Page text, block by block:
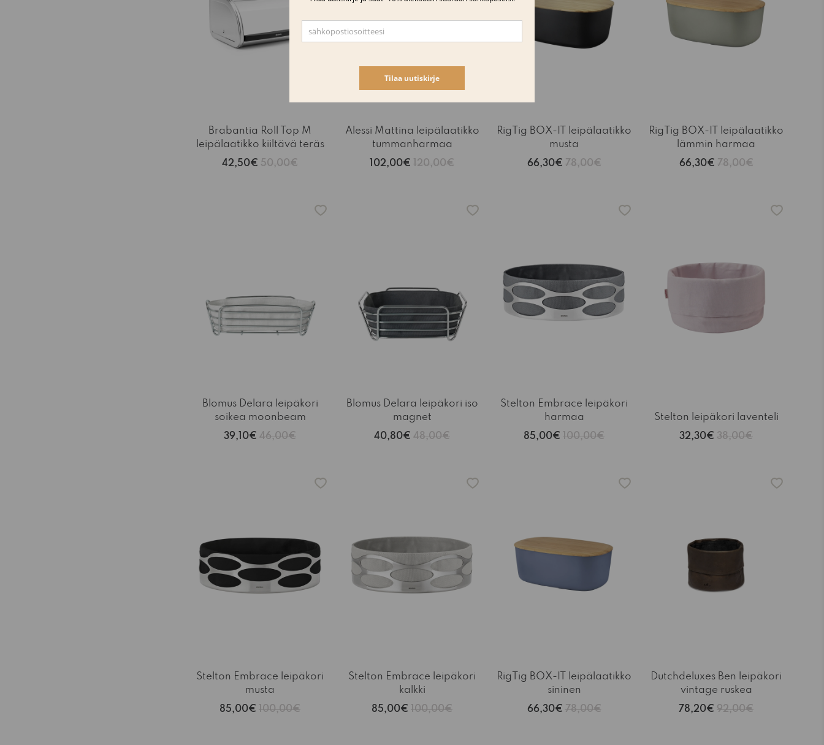
Brabantia Roll Top M
leipälaatikko kiiltävä teräs
42,50€ 50,00€
Alessi Mattina leipälaatikko
tummanharmaa
102,00€ 120,00€
RigTig BOX-IT leipälaatikko
musta
66,30€ 78,00€
RigTig BOX-IT leipälaatikko
lämmin harmaa
66,30€ 78,00€
Blomus Delara leipäkori
soikea moonbeam
39,10€ 46,00€
Blomus Delara leipäkori iso
magnet
40,80€ 48,00€
Stelton Embrace leipäkori
harmaa
85,00€ 100,00€
Stelton leipäkori laventeli
32,30€ 38,00€
Stelton Embrace leipäkori
musta
85,00€ 100,00€
Stelton Embrace leipäkori
kalkki
85,00€ 100,00€
RigTig BOX-IT leipälaatikko
sininen
66,30€ 78,00€
Dutchdeluxes Ben leipäkori
vintage ruskea
78,20€ 92,00€